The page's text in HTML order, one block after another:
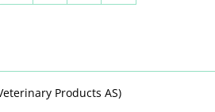
Products AS)